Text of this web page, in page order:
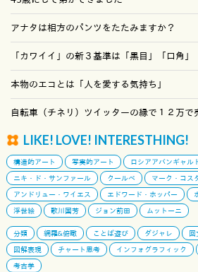
アナタは相方のパンツをたたみますか？
「カワイイ」の新３基準は「黒目」「口角」
本物のエコとは「人を愛する気持ち」
自転車（チネリ）ツイッターの縁で１２万で
LIKE! LOVE! INTERESTHING!
構造的アート 写実的アート ロシアアバンギャル
ニキ・ド・サンファール
クールベ
マーク・コス
アンドリュー・ワイエス
エドワード・ホッパー
浮世絵
歌川国芳 ジョン前田 ムットーニ
分類 網羅&俯瞰 ことば遊び ダジャレ 回
図解表現
チャート思考 インフォグラフィック
考古学